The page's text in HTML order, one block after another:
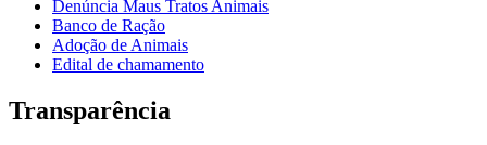
Denúncia Maus Tratos Animais
Banco de Ração
Adoção de Animais
Edital de chamamento
Transparência